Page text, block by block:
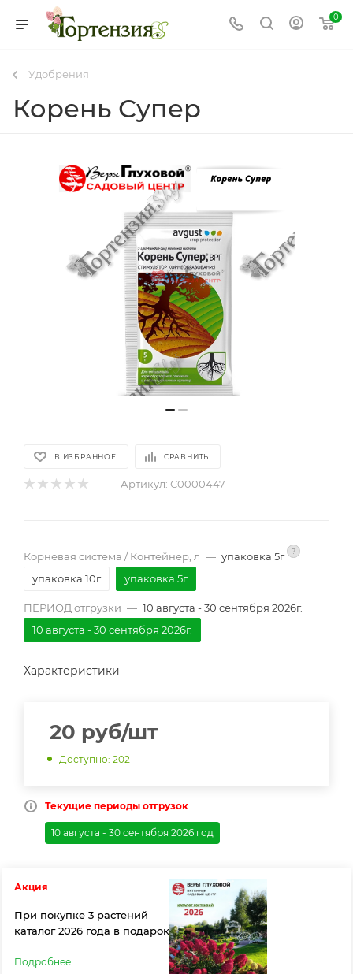
0
Удобрения
Корень Супер
В ИЗБРАННОЕ СРАВНИТЬ
Артикул: С0000447
Корневая система / Контейнер, л — упаковка 5г ?
упаковка 10г упаковка 5г
ПЕРИОД отгрузки — 10 августа - 30 сентября 2026г.
10 августа - 30 сентября 2026г.
Характеристики
20 руб/шт
Доступно: 202
Текущие периоды отгрузок
10 августа - 30 сентября 2026 год
Акция
При покупке 3 растений
каталог 2026 года в подарок
Подробнее